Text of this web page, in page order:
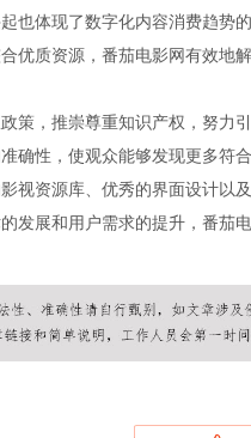
也体现了数字化内容消费趋势
优质资源，番茄电影网有效地
策，推崇尊重知识产权，努力
确性，使观众能够发现更多符
视资源库、优秀的界面设计以
发展和用户需求的提升，番茄